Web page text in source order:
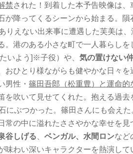
禁された！到着した本予告映像は
が降ってくるシーンから始まる。隕
りえない出来事に遭遇した芙美は、
。港のある小さな町で一人暮らし
いよう]※子役）や、 気の置けない
おひとり様ながらも健やかな日々を
男性・ 篠田吾郎（松重豊） と運命的
を吹いて見せてくれた。抱える過
にぶつかった。篠田さんにも会え
の中に溢れたささやかな幸せを見
谷しげる ベンガル、水間ロンなど
味わい深いキャラクターを熱演して